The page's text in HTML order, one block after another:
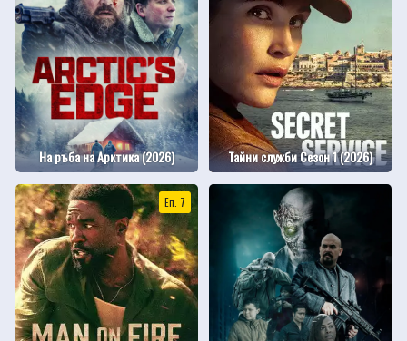
На ръба на Арктика (2026) Тайни служби Сезон 1 (2026)
Еп. 7